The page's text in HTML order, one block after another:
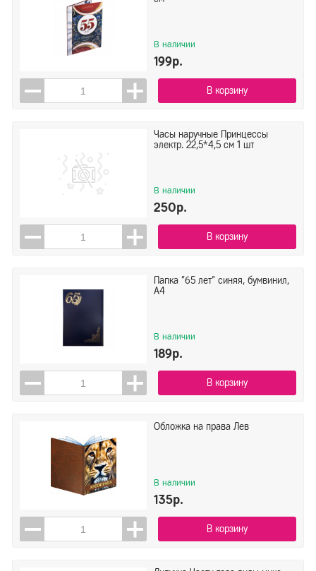
В наличии
199р.
В корзину
Часы наручные Принцессы
электр. 22,5*4,5 см 1 шт
В наличии
250р.
В корзину
Папка "65 лет" синяя, бумвинил,
А4
В наличии
189р.
В корзину
Обложка на права Лев
В наличии
135р.
В корзину